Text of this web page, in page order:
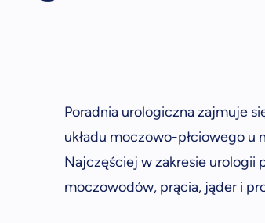
Poradnia urologiczna zajmuje
układu moczowo-płciowego u
Najczęściej w zakresie urologii
moczowodów, prącia, jąder i